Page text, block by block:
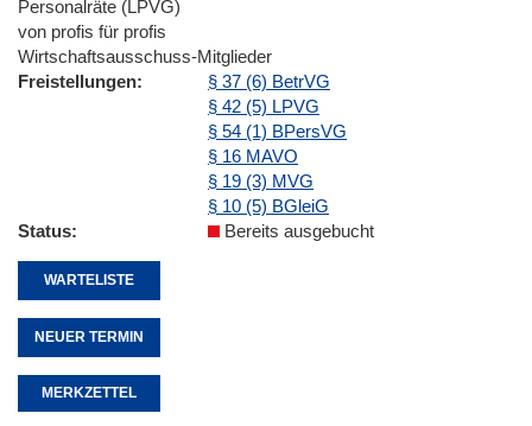
Personalräte (LPVG)
von profis für profis
Wirtschaftsausschuss-Mitglieder
Freistellungen
§ 37 (6) BetrVG
§ 42 (5) LPVG
§ 54 (1) BPersVG
§ 16 MAVO
§ 19 (3) MVG
§ 10 (5) BGleiG
Status
Bereits ausgebucht
WARTELISTE
NEUER TERMIN
MERKZETTEL